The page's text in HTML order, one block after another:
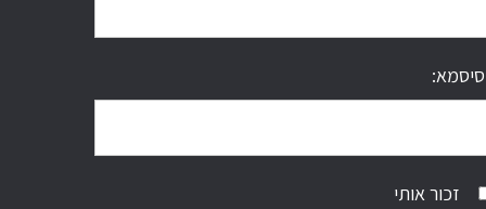
סיסמא:
זכור אותי